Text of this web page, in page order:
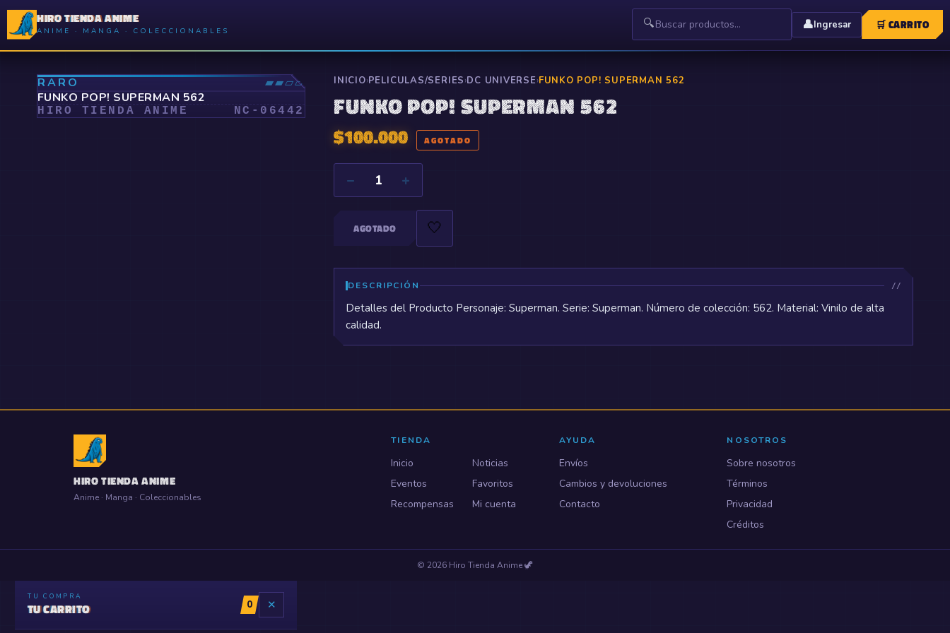
HIRO TIENDA ANIME
ANIME · MANGA · COLECCIONABLES 🔍 👤Ingresar 🛒CARRITO
RARO ▰▰▱▱
⤢
FUNKO POP! SUPERMAN 562
HIRO TIENDA ANIME NC- 06442
INICIO›PELICULAS/SERIES›DC UNIVERSE›FUNKO POP! SUPERMAN 562
FUNKO POP! SUPERMAN 562
$100.000 AGOTADO
− 1 +
AGOTADO 🤍
DESCRIPCIÓN
Detalles del Producto Personaje: Superman. Serie: Superman. Número de colección: 562. Material: Vinilo de alta
calidad.
HIRO TIENDA ANIME
Anime · Manga · Coleccionables
TIENDA
Inicio
Noticias
Eventos
Favoritos
Recompensas
Mi cuenta
AYUDA
Envíos
Cambios y devoluciones
Contacto
NOSOTROS
Sobre nosotros
Términos
Privacidad
Créditos
© 2026 Hiro Tienda Anime🦖
TU COMPRA
TU CARRITO 0 ✕